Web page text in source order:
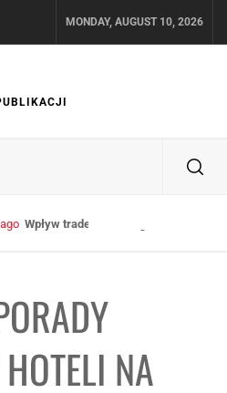
MONDAY, AUGUST 10, 2026
Wpływ trade marketingu na wzrost
NA